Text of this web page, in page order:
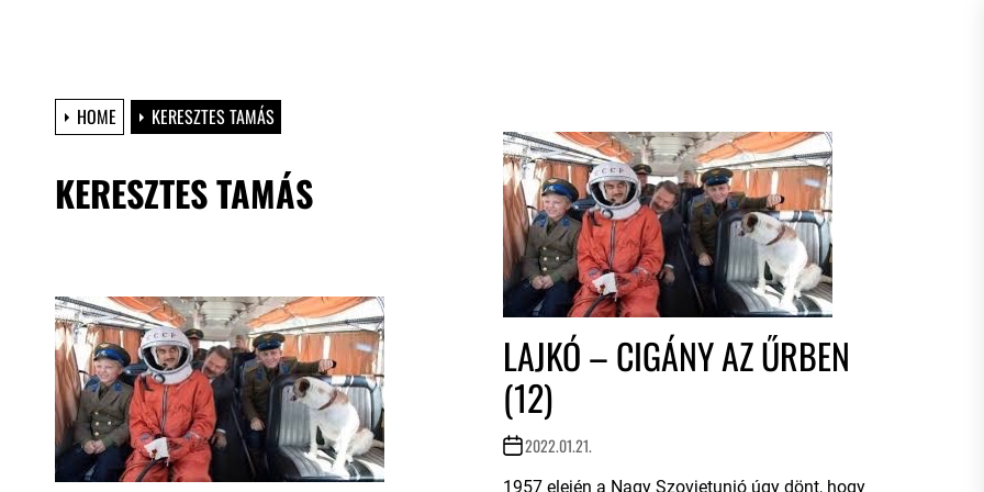
HOME KERESZTES TAMÁS
KERESZTES TAMÁS
LAJKÓ – CIGÁNY AZ ŰRBEN
(12)
2022.01.21.
1957 elején a Nagy Szovjetunió úgy dönt, hogy